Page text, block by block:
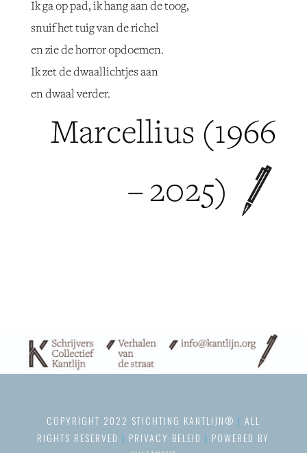
Ik ga op pad, ik hang aan de toog,
snuif het tuig van de richel
en zie de horror opdoemen.
Ik zet de dwaallichtjes aan
en dwaal verder.
Marcellius (1966
– 2025)
COPYRIGHT 2022 STICHTING KANTLIJN® | ALL
RIGHTS RESERVED | PRIVACY BELEID | POWERED BY